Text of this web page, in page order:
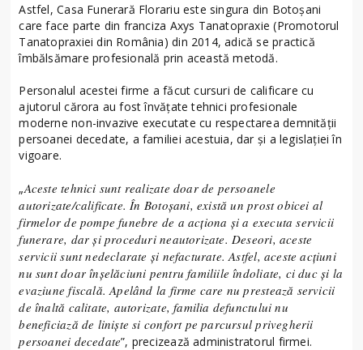
Astfel, Casa Funerară Florariu este singura din Botoșani
care face parte din franciza Axys Tanatopraxie (Promotorul
Tanatopraxiei din România) din 2014, adică se practică
îmbălsămare profesională prin această metodă.
Personalul acestei firme a făcut cursuri de calificare cu
ajutorul cărora au fost învățate tehnici profesionale
moderne non-invazive executate cu respectarea demnității
persoanei decedate, a familiei acestuia, dar și a legislației în
vigoare.
„Aceste tehnici sunt realizate doar de persoanele
autorizate/calificate. În Botoșani, există un prost obicei al
firmelor de pompe funebre de a acționa și a executa servicii
funerare, dar și proceduri neautorizate. Deseori, aceste
servicii sunt nedeclarate și nefacturate. Astfel, aceste acțiuni
nu sunt doar înșelăciuni pentru familiile îndoliate, ci duc și la
evaziune fiscală. Apelând la firme care nu prestează servicii
de înaltă calitate, autorizate, familia defunctului nu
beneficiază de liniște si confort pe parcursul privegherii
persoanei decedate”, precizează administratorul firmei.